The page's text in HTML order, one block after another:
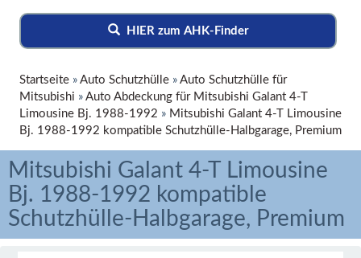
HIER zum AHK-Finder
Startseite » Auto Schutzhülle » Auto Schutzhülle für
Mitsubishi » Auto Abdeckung für Mitsubishi Galant 4-T
Limousine Bj. 1988-1992 » Mitsubishi Galant 4-T Limousine
Bj. 1988-1992 kompatible Schutzhülle-Halbgarage, Premium
Mitsubishi Galant 4-T Limousine
Bj. 1988-1992 kompatible
Schutzhülle-Halbgarage, Premium